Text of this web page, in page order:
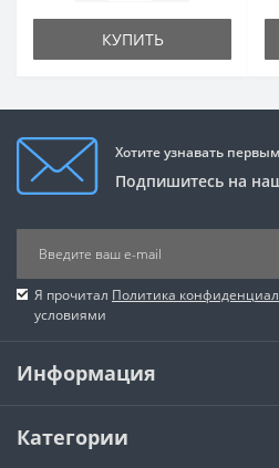
КУПИТЬ
Хотите узнавать
Подпишитесь на
Я прочитал Политика
условиями
Информация
Категории